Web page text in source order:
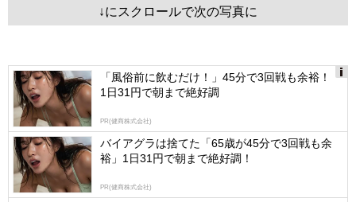
↓にスクロールで次の写真に
「風俗前に飲むだけ！」45分で3回戦も余裕！
1日31円で朝まで絶好調
PR(健商株式会社)
バイアグラは捨てた「65歳が45分で3回戦も余
裕」1日31円で朝まで絶好調！
PR(健商株式会社)